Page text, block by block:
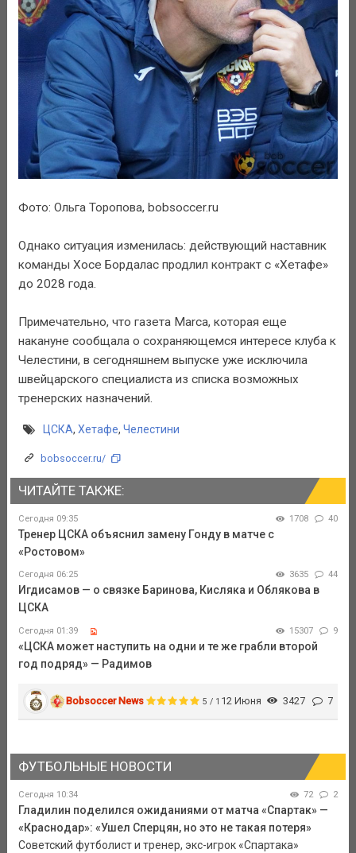
Фото: Ольга Торопова, bobsoccer.ru
Однако ситуация изменилась: действующий наставник
команды Хосе Бордалас продлил контракт с «Хетафе»
до 2028 года.
Примечательно, что газета Marca, которая еще
накануне сообщала о сохраняющемся интересе клуба к
Челестини, в сегодняшнем выпуске уже исключила
швейцарского специалиста из списка возможных
тренерских назначений.
ЦСКА, Хетафе, Челестини
bobsoccer.ru/
ЧИТАЙТЕ ТАКЖЕ:
Сегодня 09:35 1708 40
Тренер ЦСКА объяснил замену Гонду в матче с
«Ростовом»
Сегодня 06:25 3635 44
Игдисамов — о связке Баринова, Кисляка и Облякова в
ЦСКА
Сегодня 01:39 15307 9
«ЦСКА может наступить на одни и те же грабли второй
год подряд» — Радимов
Bobsoccer News 5 / 1 12 Июня 3427 7
ФУТБОЛЬНЫЕ НОВОСТИ
Сегодня 10:34 72 2
Гладилин поделился ожиданиями от матча «Спартак» —
«Краснодар»: «Ушел Сперцян, но это не такая потеря»
Советский футболист и тренер, экс-игрок «Спартака»